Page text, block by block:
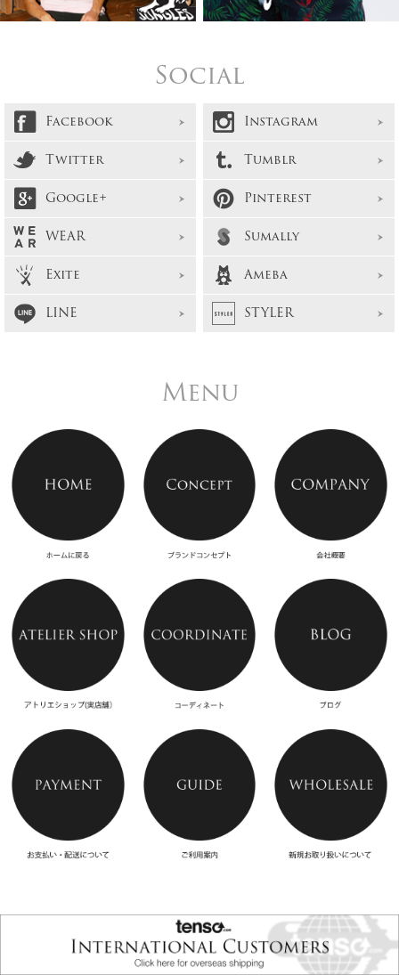
Social
Facebook
Instagram
Twitter
Tumblr
Google+
Pinterest
WEAR
Sumally
Exite
Ameba
LINE
STYLER
Menu